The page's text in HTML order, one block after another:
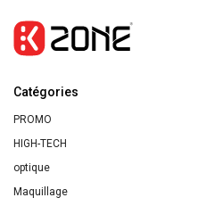
de
Parfum
90ml
Catégories
PROMO
HIGH-TECH
optique
Maquillage